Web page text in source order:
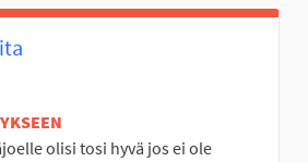
olisi tosi hyvä jos ei ole